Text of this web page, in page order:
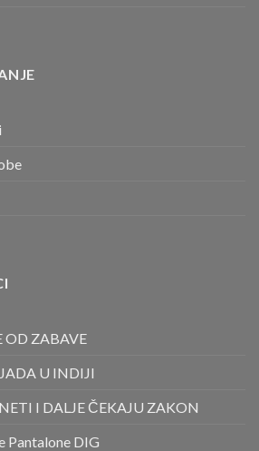
OD ZABAVE
U INDIJI
I DALJE ČEKAJU ZAKON
Pantalone DIG